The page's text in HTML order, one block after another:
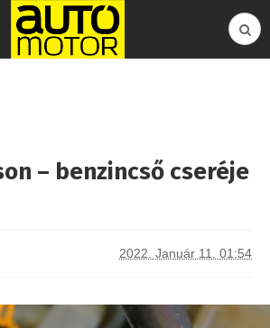
– benzincső cseréje
2022. Január 11. 01:54